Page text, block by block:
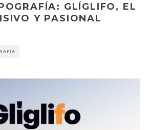
GLÍGLIFO, EL
Y PASIONAL